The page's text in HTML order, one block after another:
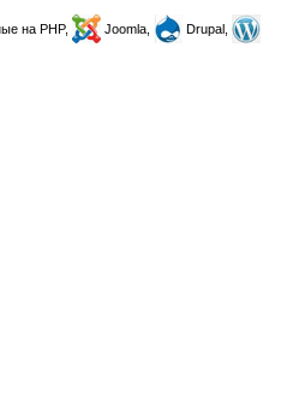
на PHP, Joomla,
Drupal,